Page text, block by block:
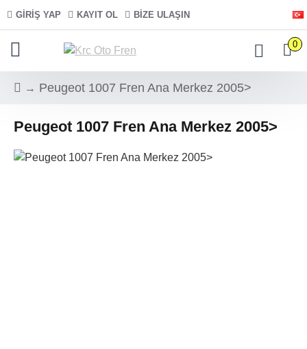
GIRIŞ YAP KAYIT OL BIZE ULAŞIN
0
Peugeot 1007 Fren Ana Merkez 2005>
Peugeot 1007 Fren Ana Merkez 2005>